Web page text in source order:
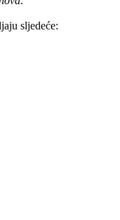
sljedeće: